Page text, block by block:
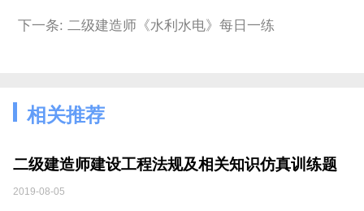
下一条: 二级建造师《水利水电》每日一练
相关推荐
二级建造师建设工程法规及相关知识仿真训练题
2019-08-05